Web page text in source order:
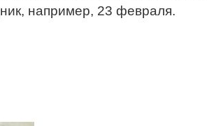
например, 23 февраля.